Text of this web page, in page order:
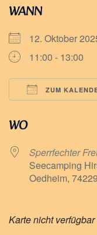
WANN
12. Oktober
11:00 - 13:00
ZUM
WO
Sperrfechter
Seecamping
Oedheim, 74229
Karte nicht verfügbar